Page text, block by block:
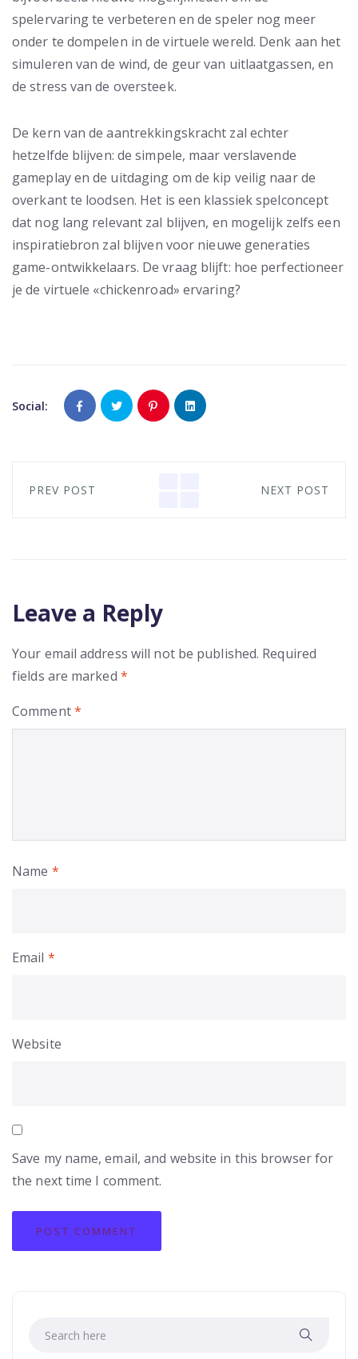
spelervaring te verbeteren en de speler nog meer
onder te dompelen in de virtuele wereld. Denk aan het
simuleren van de wind, de geur van uitlaatgassen, en
de stress van de oversteek.
De kern van de aantrekkingskracht zal echter
hetzelfde blijven: de simpele, maar verslavende
gameplay en de uitdaging om de kip veilig naar de
overkant te loodsen. Het is een klassiek spelconcept
dat nog lang relevant zal blijven, en mogelijk zelfs een
inspiratiebron zal blijven voor nieuwe generaties
game-ontwikkelaars. De vraag blijft: hoe perfectioneer
je de virtuele «chickenroad» ervaring?
Social:
PREV POST NEXT POST
Leave a Reply
Your email address will not be published. Required
fields are marked *
Comment*
Name *
Email *
Website
Save my name, email, and website in this browser for
the next time I comment.